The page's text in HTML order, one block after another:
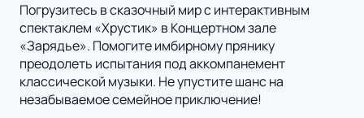
Погрузитесь в сказочный мир с интерактивным
спектаклем «Хрустик» в Концертном зале
«Зарядье». Помогите имбирному прянику
преодолеть испытания под аккомпанемент
классической музыки. Не упустите шанс на
незабываемое семейное приключение!